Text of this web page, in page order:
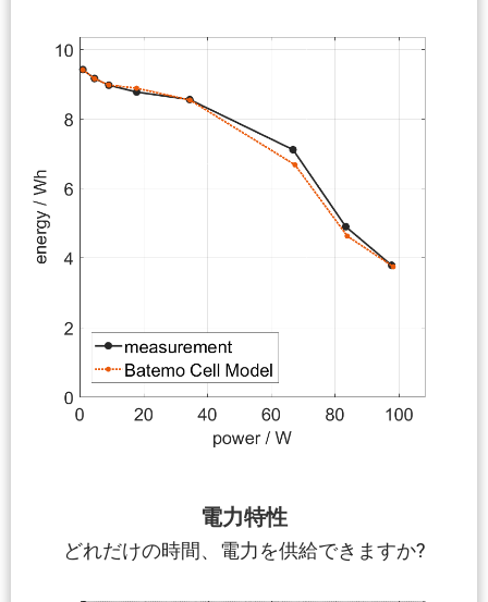
電力特性
どれだけの時間、電力を供給できますか?